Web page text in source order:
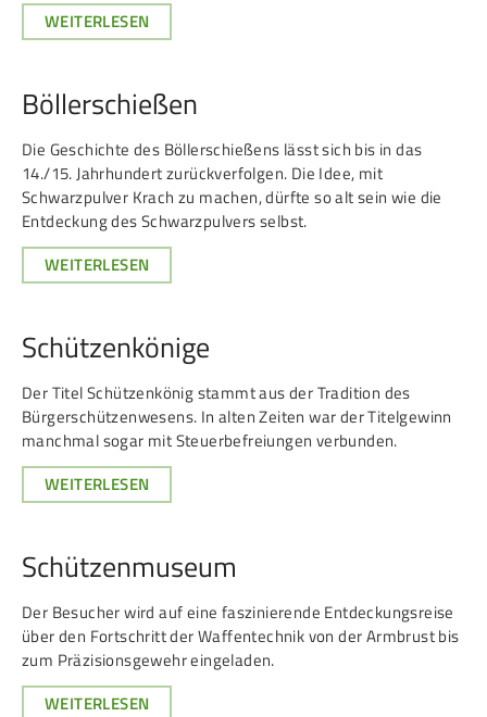
WEITERLESEN
Böllerschießen
Die Geschichte des Böllerschießens lässt sich bis in das
14./15. Jahrhundert zurückverfolgen. Die Idee, mit
Schwarzpulver Krach zu machen, dürfte so alt sein wie die
Entdeckung des Schwarzpulvers selbst.
WEITERLESEN
Schützenkönige
Der Titel Schützenkönig stammt aus der Tradition des
Bürgerschützenwesens. In alten Zeiten war der Titelgewinn
manchmal sogar mit Steuerbefreiungen verbunden.
WEITERLESEN
Schützenmuseum
Der Besucher wird auf eine faszi­nie­rende Ent­deckungs­reise
über den Fort­schritt der Waffen­technik von der Arm­brust bis
zum Prä­zi­sions­gewehr ein­ge­laden.
WEITERLESEN